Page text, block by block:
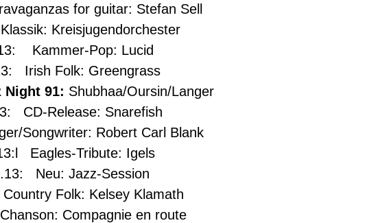
for guitar: Stefan Sell
Kreisjugendorchester
Kammer-Pop: Lucid
Irish Folk: Greengrass
91: Shubhaa/Oursin/Langer
CD-Release: Snarefish
Songwriter: Robert Carl Blank
Eagles-Tribute: Igels
Neu: Jazz-Session
Folk: Kelsey Klamath
Compagnie en route